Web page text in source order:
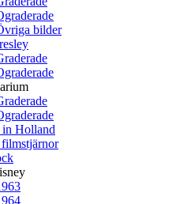
bilder
in Holland